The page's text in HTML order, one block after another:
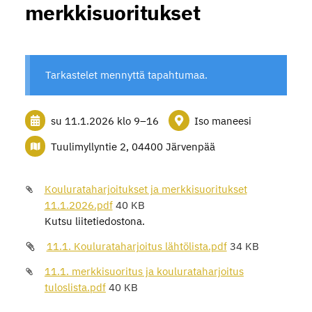
merkkisuoritukset
Tarkastelet mennyttä tapahtumaa.
su 11.1.2026 klo 9–16
Iso maneesi
Tuulimyllyntie 2, 04400 Järvenpää
Koulurataharjoitukset ja merkkisuoritukset
11.1.2026.pdf 40 KB
Kutsu liitetiedostona.
11.1. Koulurataharjoitus lähtölista.pdf 34 KB
11.1. merkkisuoritus ja koulurataharjoitus
tuloslista.pdf 40 KB